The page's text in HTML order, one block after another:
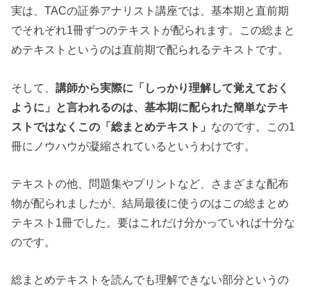
実は、TACの証券アナリスト講座では、基本期と直前期
でそれぞれ1冊ずつのテキストが配られます。この総まと
めテキストというのは直前期で配られるテキストです。
そして、講師から実際に「しっかり理解して覚えておく
ように」と言われるのは、基本期に配られた簡単なテキ
ストではなくこの「総まとめテキスト」 なのです。この1
冊にノウハウが凝縮されているというわけです。
テキストの他、問題集やプリントなど、さまざまな配布
物が配られましたが、結局最後に使うのはこの総まとめ
テキスト1冊でした。要はこれだけ分かっていれば十分な
のです。
総まとめテキストを読んでも理解できない部分というの